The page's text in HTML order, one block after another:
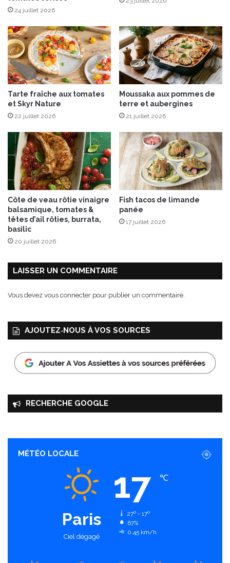
a
i
n
g
-
T
a
n
a
É
n
s
24 juillet 2026
Tarte fraîche aux tomates
et Skyr Nature
22 juillet 2026
Moussaka aux pommes de
terre et aubergines
21 juillet 2026
Côte de veau rôtie vinaigre
balsamique, tomates &
têtes d’ail rôties, burrata,
basilic
20 juillet 2026
Fish tacos de limande
panée
17 juillet 2026
LAISSER UN COMMENTAIRE
Vous devez vous connecter pour publier un commentaire.
AJOUTEZ‑NOUS À VOS SOURCES
RECHERCHE GOOGLE
MÉTÉO LOCALE
Paris
Ciel dégagé
17 ℃
27º - 17º
67%
0.45 km/h